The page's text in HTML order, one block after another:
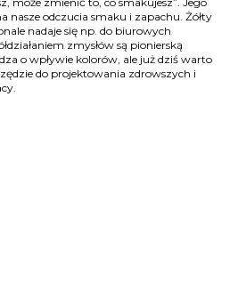
nasze odczucia smaku i zapachu. Żółty
nadaje się np. do biurowych
zmysłów są pionierską
o wpływie kolorów, ale już dziś warto
do projektowania zdrowszych i